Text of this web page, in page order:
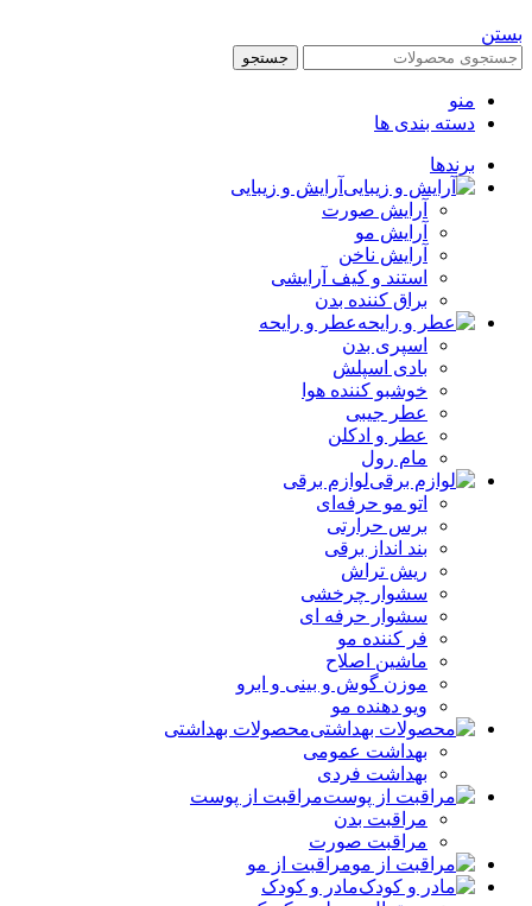
جستجو
منو
دسته بندی ها
برندها
آرایش و زیبایی
آرایش صورت
آرایش مو
آرایش ناخن
استند و کیف آرایشی
براق کننده بدن
عطر و رایحه
اسپری بدن
بادی اسپلش
خوشبو کننده هوا
عطر جیبی
عطر و ادکلن
مام رول
لوازم برقی
اتو مو حرفه‌ای
برس حرارتی
بند انداز برقی
ریش تراش
سشوار چرخشی
سشوار حرفه ای
فر کننده‌ مو
ماشین اصلاح
موزن گوش و بینی و ابرو
ویو دهنده مو
محصولات بهداشتی
بهداشت عمومی
بهداشت فردی
مراقبت از پوست
مراقبت بدن
مراقبت صورت
مراقبت از مو
مادر و کودک